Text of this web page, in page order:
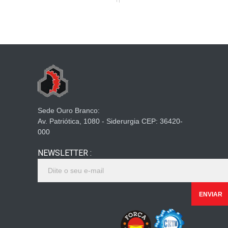
Sede Ouro Branco:
Av. Patriótica, 1080 - Siderurgia CEP: 36420-
000
NEWSLETTER :